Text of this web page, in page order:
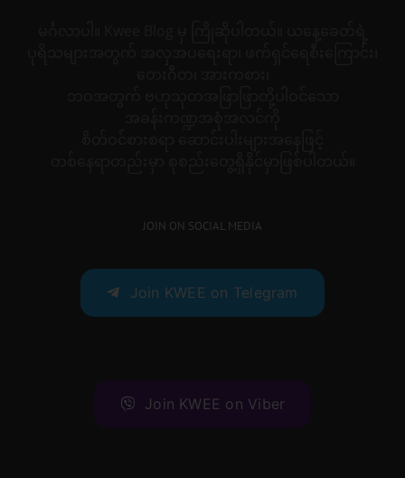
JOIN ON SOCIAL MEDIA
Join KWEE on Telegram
Join KWEE on Viber